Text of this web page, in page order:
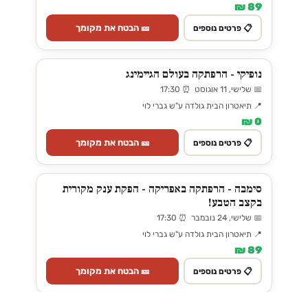
89 ₪
📋 פרטים נוספים 🎫 הבטח את מקומך
נופיקי - הרפתקה בעולם הגיימינג
📅 שלישי, 11 אוגוסט ⏰ 17:30
📍 תיאטרון הבית גולדה ע"ש גברי לוי
0 ₪
📋 פרטים נוספים 🎫 הבטח את מקומך
סימבה - הרפתקה באפריקה - הפקת ענק מקורית
בקצב הטבע!
📅 שלישי, 24 נובמבר ⏰ 17:30
📍 תיאטרון הבית גולדה ע"ש גברי לוי
89 ₪
📋 פרטים נוספים 🎫 הבטח את מקומך